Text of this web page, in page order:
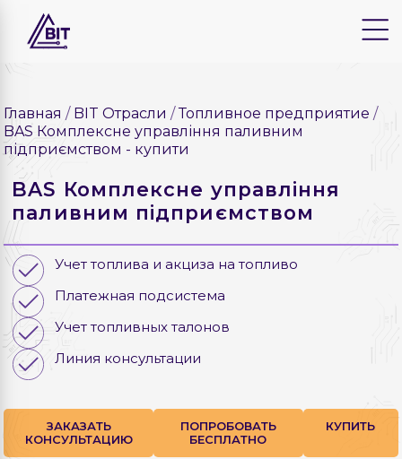
Главная BIT Отрасли Топливное предприятие
BAS Комплексне управління паливним
підприємством - купити
BAS Комплексне управління
паливним підприємством
Учет топлива и акциза на топливо
Платежная подсистема
Учет топливных талонов
Линия консультации
ЗАКАЗАТЬ
КОНСУЛЬТАЦИЮ
ПОПРОБОВАТЬ
БЕСПЛАТНО
КУПИТЬ